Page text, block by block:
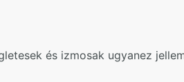
és izmosak ugyanez